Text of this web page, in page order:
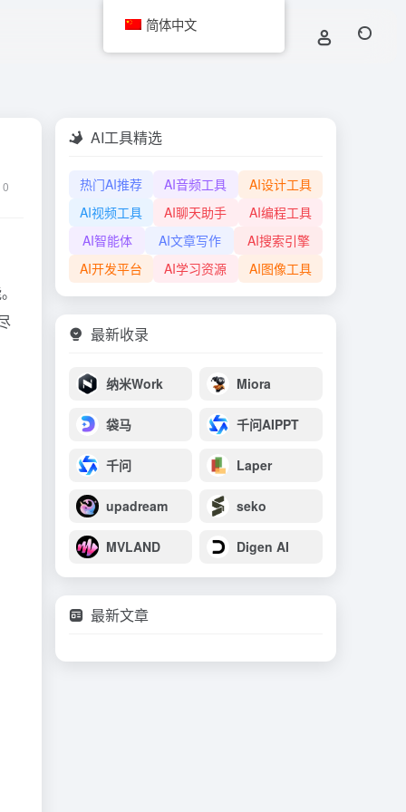
0
AI工具精选
热门AI推荐 AI音频工具
AI设计工具
AI视频工具
AI聊天助手
AI编程工具
AI智能体
AI文章写作
AI搜索引擎
AI开发平台
AI学习资源 AI图像工具
最新收录
纳米Work Miora
袋马 千问AIPPT
千问 Laper
upadream seko
MVLAND Digen AI
最新文章
简体中文